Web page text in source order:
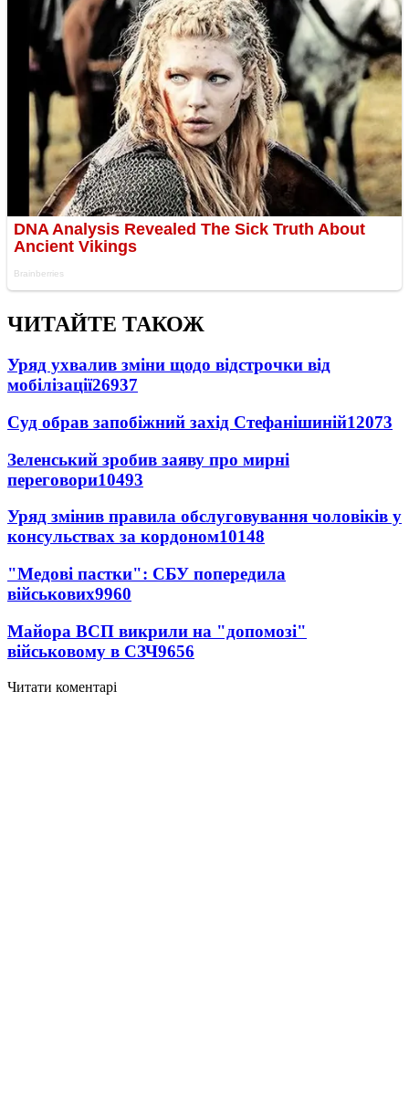
ЧИТАЙТЕ ТАКОЖ
Уряд ухвалив зміни щодо відстрочки від
мобілізації26937
Суд обрав запобіжний захід Стефанішиній12073
Зеленський зробив заяву про мирні
переговори10493
Уряд змінив правила обслуговування чоловіків у
консульствах за кордоном10148
"Медові пастки": СБУ попередила
військових9960
Майора ВСП викрили на "допомозі"
військовому в СЗЧ9656
Читати коментарі